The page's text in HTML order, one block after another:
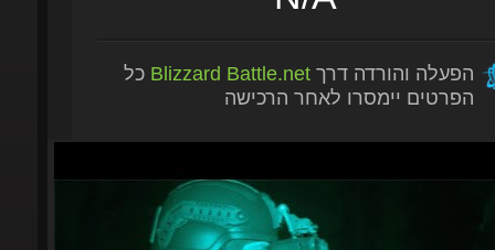
הפרטים יימסרו לאחר הרכישה